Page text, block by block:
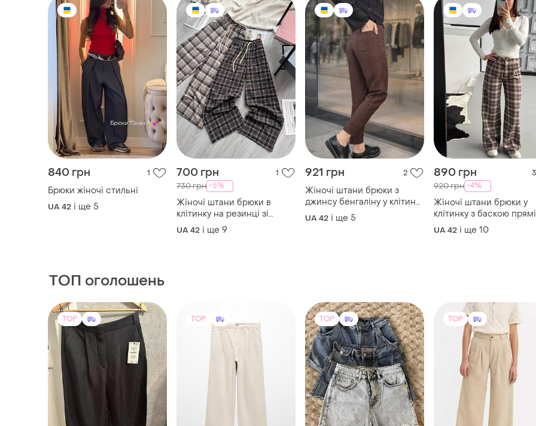
840 грн 1
Брюки жіночі стильні
UA 42 і ще 5
700 грн 1
730 грн -5%
Жіночі штани брюки в
клітинку на резинці зі
шнурком бежеві шоколад
UA 42 і ще 9
921 грн 2
Жіночі штани брюки з
джинсу бенгаліну у клітинку
шоколадного кольору
UA 42 і ще 5
890 грн 3
920 грн -4%
Жіночі штани брюки у
клітинку з баскою прямі
шоколад коричневі
UA 42 і ще 10
ТОП оголошень
TOP TOP TOP TOP